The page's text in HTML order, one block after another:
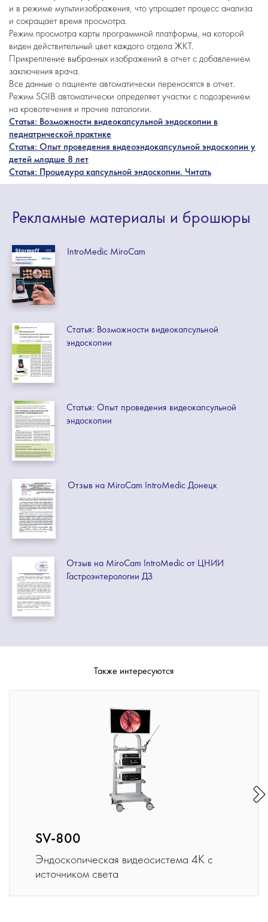
и в режиме мультиизображения, что упрощает процесс анализа
и сокращает время просмотра.
Режим просмотра карты программной платформы, на которой
виден действительный цвет каждого отдела ЖКТ.
Прикрепление выбранных изображений в отчет с добавлением
заключения врача.
Все данные о пациенте автоматически переносятся в отчет.
Режим SGIB автоматически определяет участки с подозрением
на кровотечения и прочие патологии.
Статья: Возможности видеокапсульной эндоскопии в
педиатрической практике
Статья: Опыт проведения видеоэндокапсульной эндоскопии у
детей младше 8 лет
Статья: Процедура капсульной эндоскопии. Читать
Рекламные материалы и брошюры
IntroMedic MiroCam
Статья: Возможности видеокапсульной
эндоскопии
Статья: Опыт проведения видеокапсульной
эндоскопии
Отзыв на MiroCam IntroMedic Донецк
Отзыв на MiroCam IntroMedic от ЦНИИ
Гастроэнтерологии ДЗ
Также интересуются
SV-800
Эндоскопическая видеосистема 4K с
источником света